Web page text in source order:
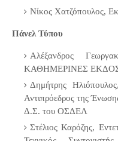
Νίκος Χατζόπουλος,
Πάνελ Τύπου
Αλέξανδρος
ΚΑΘΗΜΕΡΙΝΕΣ
Δημήτρης
Αντιπρόεδρος της
Δ.Σ. του ΟΣΔΕΛ
Στέλιος Καρόζης,